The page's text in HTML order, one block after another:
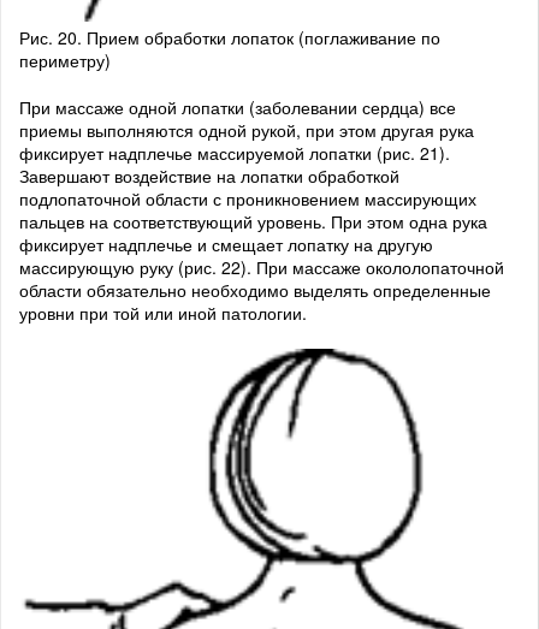
Рис. 20. Прием обработки лопаток (поглаживание по
периметру)
При массаже одной лопатки (заболевании сердца) все
приемы выполняются одной рукой, при этом другая рука
фиксирует надплечье массируемой лопатки (рис. 21).
Завершают воздействие на лопатки обработкой
подлопаточной области с проникновением массирующих
пальцев на соответствующий уровень. При этом одна рука
фиксирует надплечье и смещает лопатку на другую
массирующую руку (рис. 22). При массаже окололопаточной
области обязательно необходимо выделять определенные
уровни при той или иной патологии.